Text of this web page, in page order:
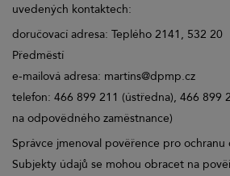
uvedených kontaktech:
doručovací adresa: Teplého 2141, 532
Předměstí
e-mailová adresa: martins@dpmp.cz
telefon: 466 899 211 (ústředna), 466 899
na odpovědného zaměstnance)
Správce jmenoval pověřence pro ochranu
Subjekty údajů se mohou obracet na